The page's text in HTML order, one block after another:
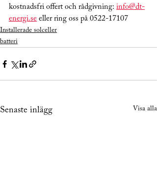
kostnadsfri offert och rådgivning: info@dt-
energi.se eller ring oss på 0522-17107
Installerade solceller
batteri
Senaste inlägg Visa alla